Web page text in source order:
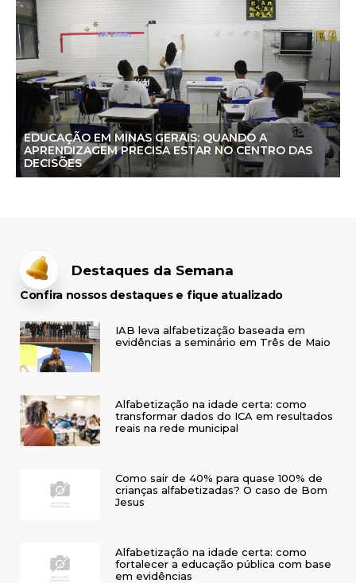
EDUCAÇÃO EM MINAS GERAIS: QUANDO A
APRENDIZAGEM PRECISA ESTAR NO CENTRO DAS
DECISÕES
Destaques da Semana
Confira nossos destaques e fique atualizado
IAB leva alfabetização baseada em
evidências a seminário em Três de Maio
Alfabetização na idade certa: como
transformar dados do ICA em resultados
reais na rede municipal
Como sair de 40% para quase 100% de
crianças alfabetizadas? O caso de Bom
Jesus
Alfabetização na idade certa: como
fortalecer a educação pública com base
em evidências